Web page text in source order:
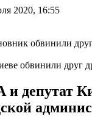
2020, 16:55
обвинили друг
депутат